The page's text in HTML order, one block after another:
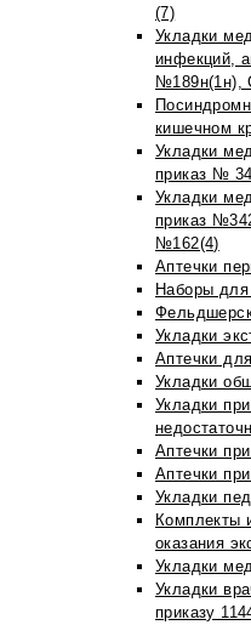
(7)
Укладки
инфекций,
№189н(1н),
кишечном
Укладки
приказ №
Укладки
приказ
№162(4)
Аптечки
Наборы для
Укладки
Аптечки
Укладки
Укладки
Аптечки
Аптечки
Укладки
Комплекты
оказания
Укладки
Укладки
приказу